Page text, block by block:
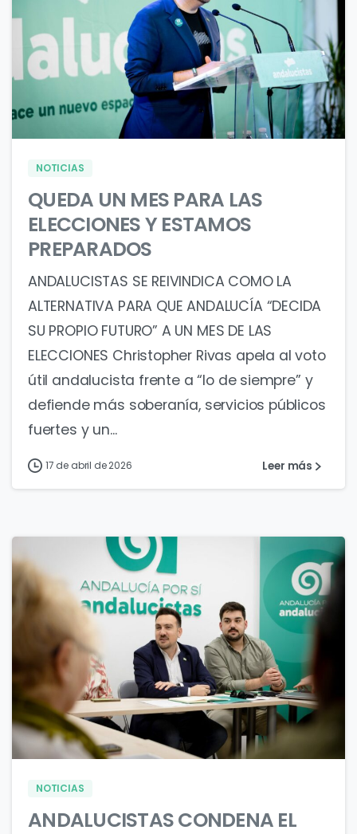
0 1
NOTICIAS
QUEDA UN MES PARA LAS
ELECCIONES Y ESTAMOS
PREPARADOS
ANDALUCISTAS SE REIVINDICA COMO LA
ALTERNATIVA PARA QUE ANDALUCÍA “DECIDA
SU PROPIO FUTURO” A UN MES DE LAS
ELECCIONES Christopher Rivas apela al voto
útil andalucista frente a “lo de siempre” y
defiende más soberanía, servicios públicos
fuertes y un...
17 de abril de 2026 Leer más
0 2
NOTICIAS
ANDALUCISTAS CONDENA EL